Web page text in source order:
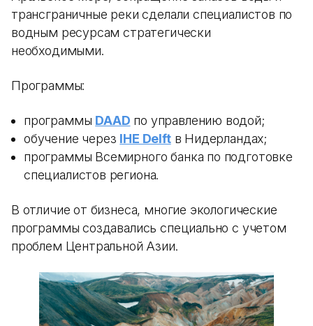
трансграничные реки сделали специалистов по
водным ресурсам стратегически
необходимыми.
Программы:
программы DAAD по управлению водой;
обучение через IHE Delftв Нидерландах;
программы Всемирного банка по подготовке
специалистов региона.
В отличие от бизнеса, многие экологические
программы создавались специально с учетом
проблем Центральной Азии.